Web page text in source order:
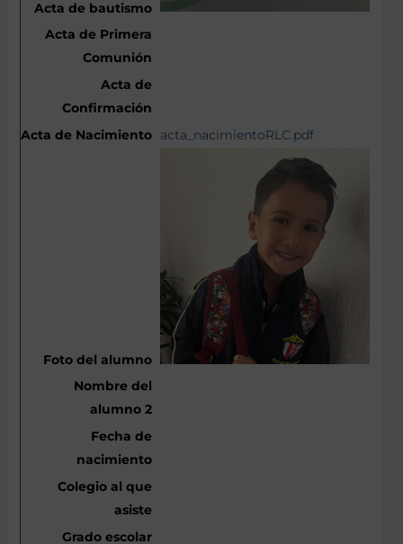
acta_nacimientoRLC.pdf